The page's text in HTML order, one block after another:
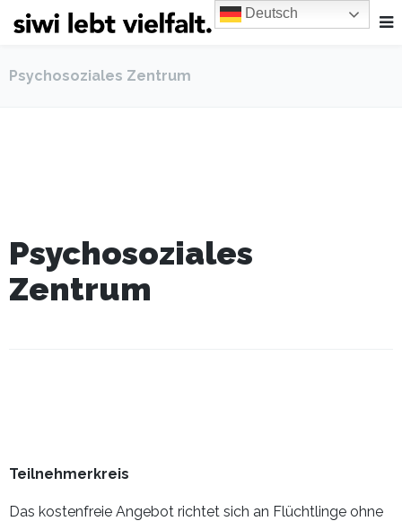
Psychosoziales Zentrum
Psychosoziales
Zentrum
Teilnehmerkreis
Das kostenfreie Angebot richtet sich an Flüchtlinge ohne
Deutsch